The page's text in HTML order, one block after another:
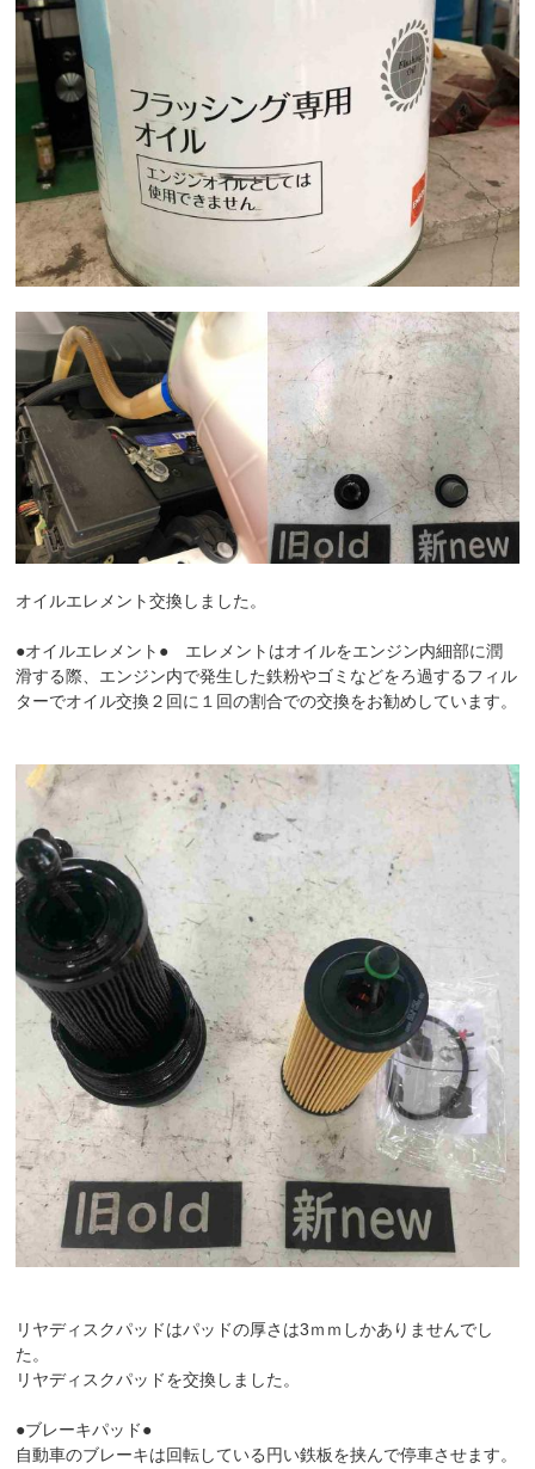
オイルエレメント交換しました。
●オイルエレメント● エレメントはオイルをエンジン内細部に潤
滑する際、エンジン内で発生した鉄粉やゴミなどをろ過するフィル
ターでオイル交換２回に１回の割合での交換をお勧めしています。
リヤディスクパッドはパッドの厚さは3ｍｍしかありませんでし
た。
リヤディスクパッドを交換しました。
●ブレーキパッド●
自動車のブレーキは回転している円い鉄板を挟んで停車させます。